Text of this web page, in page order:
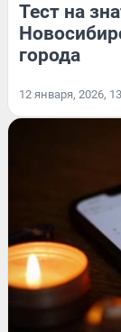
Тест на
города
12 января, 2026,